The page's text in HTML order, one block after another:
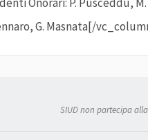
Onorari: P. Pusceddu,
G. Masnata[/
SIUD non partecipa